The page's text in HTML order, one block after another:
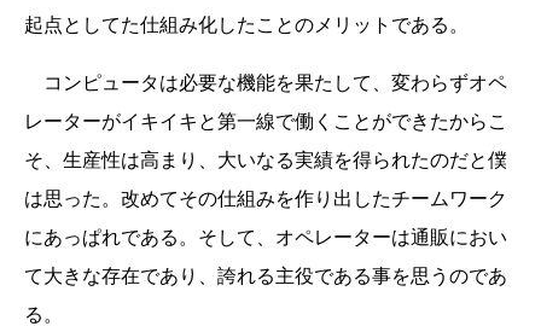
起点としてた仕組み化したことのメリットである。
コンピュータは必要な機能を果たして、変わらずオペ
レーターがイキイキと第一線で働くことができたからこ
そ、生産性は高まり、大いなる実績を得られたのだと僕
は思った。改めてその仕組みを作り出したチームワーク
にあっぱれである。そして、オペレーターは通販におい
て大きな存在であり、誇れる主役である事を思うのであ
る。